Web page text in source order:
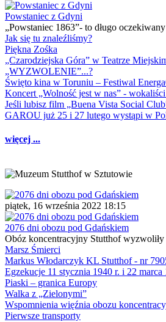
Powstaniec z Gdyni
„Powstaniec 1863”- to długo
Jak się tu znaleźliśmy?
Piękna Zośka
„Czarodziejska Góra” w Teatrze
„WYZWOLENIE”...?
Święto kina w Toruniu – Festiwal
Koncert „Wolność jest w nas” -
Jeśli lubisz film „Buena Vista Social
GAROU już 25 i 27 lutego wystąpi w
więcej ...
piątek, 16 września 2022 18:15
2076 dni obozu pod Gdańskiem
Obóz koncentracyjny Stutthof
Marsz Śmierci
Markus Włodarczyk KL Stutthof - nr
Egzekucje 11 stycznia 1940 r. i 22 marca
Piaski – granica Europy
Walka z „Zielonymi”
Wspomnienia więźnia obozu
Pierwsze transporty